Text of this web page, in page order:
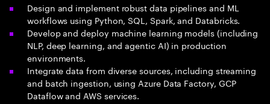
Design and implement robust data pipelines and ML
workflows using Python, SQL, Spark, and Databricks.
Develop and deploy machine learning models (including
NLP, deep learning, and agentic AI) in production
environments.
Integrate data from diverse sources, including streaming
and batch ingestion, using Azure Data Factory, GCP
Dataflow and AWS services.